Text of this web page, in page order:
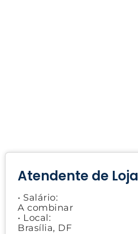
Atendente de Loja
• Salário:
A combinar
• Local:
Brasília, DF